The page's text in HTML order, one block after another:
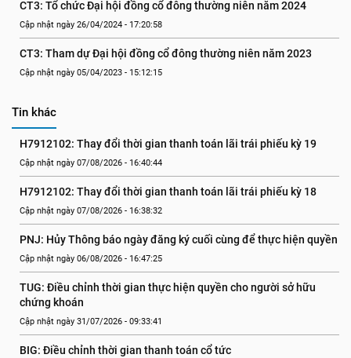
CT3: Tổ chức Đại hội đồng cổ đông thường niên năm 2024
Cập nhật ngày 26/04/2024 - 17:20:58
CT3: Tham dự Đại hội đồng cổ đông thường niên năm 2023
Cập nhật ngày 05/04/2023 - 15:12:15
Tin khác
H7912102: Thay đổi thời gian thanh toán lãi trái phiếu kỳ 19
Cập nhật ngày 07/08/2026 - 16:40:44
H7912102: Thay đổi thời gian thanh toán lãi trái phiếu kỳ 18
Cập nhật ngày 07/08/2026 - 16:38:32
PNJ: Hủy Thông báo ngày đăng ký cuối cùng để thực hiện quyền
Cập nhật ngày 06/08/2026 - 16:47:25
TUG: Điều chỉnh thời gian thực hiện quyền cho người sở hữu
chứng khoán
Cập nhật ngày 31/07/2026 - 09:33:41
BIG: Điều chỉnh thời gian thanh toán cổ tức